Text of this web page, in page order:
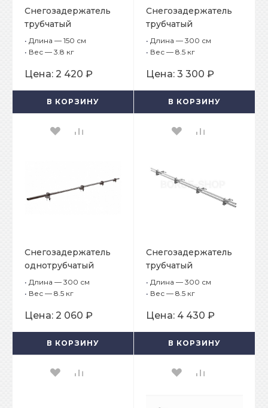
Снегозадержатель
трубчатый
плоскоовальный
BORGE 25х45мм, L-1,5
для черепичной
кровли
• Длина — 150 см
• Вес — 3.8 кг
Цена: 2 420 ₽
В КОРЗИНУ
Снегозадержатель
трубчатый
плоскоовальный
BORGE 25х45 мм, L-3
металлочерепицы
• Длина — 300 см
• Вес — 8.5 кг
Цена: 3 300 ₽
В КОРЗИНУ
Снегозадержатель
однотрубчатый
BORGE 25х45 мм, L-3
м, 4 опоры для
• Длина — 300 см
• Вес — 8.5 кг
Цена: 2 060 ₽
В КОРЗИНУ
Снегозадержатель
трубчатый
плоскоовальный
BORGE 25х45 мм, L-3
металлочерепицы с
шагом обрешётки
350 мм
• Длина — 300 см
• Вес — 8.5 кг
Цена: 4 430 ₽
В КОРЗИНУ